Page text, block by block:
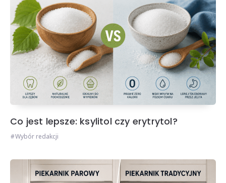
Co jest lepsze: ksylitol czy erytrytol?
Wybór redakcji